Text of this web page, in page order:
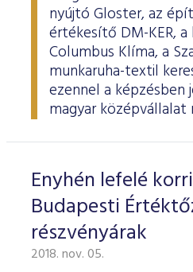
nyújtó Gloster, az
értékesítő DM-KER,
Columbus Klíma, a
munkaruha-textil
ezennel a képzésben
magyar
Enyhén lefelé
Budapesti
részvényárak
2018. nov. 05.